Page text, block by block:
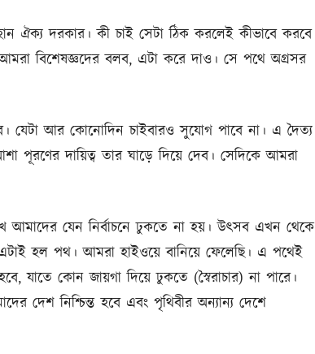
ঐক্য দরকার। কী চাই সেটা ঠিক করলেই কীভাবে করবে
বিশেষজ্ঞদের বলব, এটা করে দাও। সে পথে অগ্রসর
যেটা আর কোনোদিন চাইবারও সুযোগ পাবে না। এ দৈত্য
পূরণের দায়িত্ব তার ঘাড়ে দিয়ে দেব। সেদিকে আমরা
আমাদের যেন নির্বাচনে ঢুকতে না হয়। উৎসব এখন থেকে
এটাই হল পথ। আমরা হাইওয়ে বানিয়ে ফেলেছি। এ পথেই
যাতে কোন জায়গা দিয়ে ঢুকতে (স্বৈরাচার) না পারে।
দেশ নিশ্চিন্ত হবে এবং পৃথিবীর অন্যান্য দেশে